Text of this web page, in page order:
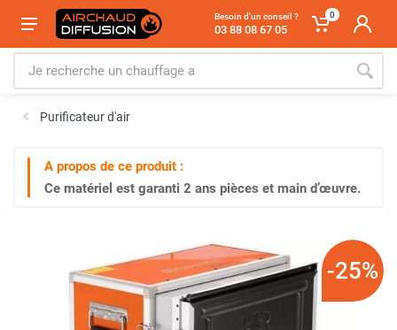
Besoin d'un conseil ?
03 88 08 67 05
0
Purificateur d'air
A propos de ce produit :
Ce matériel est garanti 2 ans pièces et main d’œuvre.
-25%